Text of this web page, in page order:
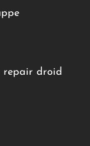
repair droid